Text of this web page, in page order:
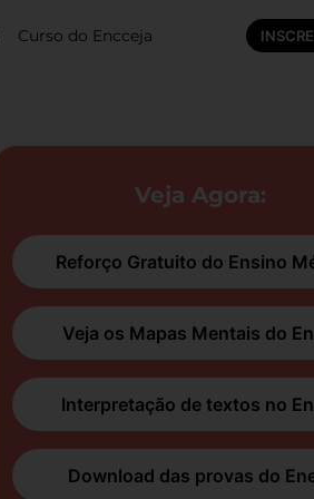
Curso do Encceja
Veja Agora:
Reforço Gratuito do Ensino
Veja os Mapas Mentais do
Interpretação de textos no
Download das provas do